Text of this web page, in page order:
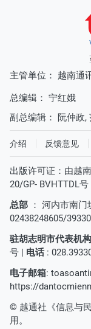
主管单位： 越南通
总编辑： 宁红娥
副总编辑：
阮仲政,
介绍 反馈意见
出版许可证：由越
20/GP- BVHTTDL号
总部 ： 河内市南门
02438248605/
驻胡志明市代表机
号 | 电话 :
电子邮箱:
https://
© 越通社《信息与
用。